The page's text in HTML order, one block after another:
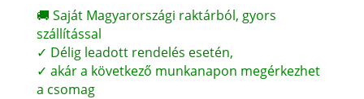
🚚 Saját Magyarországi raktárból, gyors
szállítással
✓ Délig leadott rendelés esetén,
✓ akár a következő munkanapon megérkezhet
a csomag